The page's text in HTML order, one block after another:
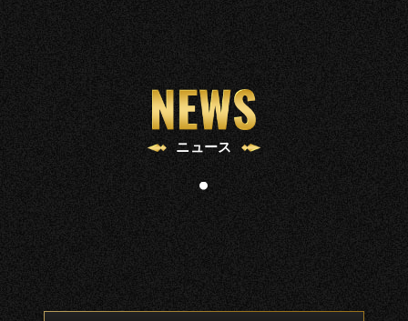
NEWS
ニュース